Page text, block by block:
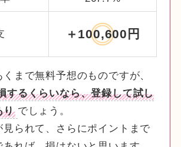
＋100,600円
まで無料予想のものですが、
するくらいなら、登録して試し
り でしょう。
見られて、さらにポイントまで